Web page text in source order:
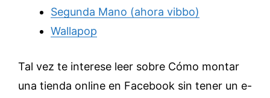
Segunda Mano (ahora vibbo)
Wallapop
Tal vez te interese leer sobre Cómo montar
una tienda online en Facebook sin tener un e-